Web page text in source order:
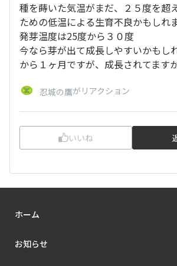
種を蒔いた気温がまだ、２５度を超
ための低温による生育不良かもしれ
発芽温度は25度から３０度
今なら芽が出て成長しやすいかもし
から１ヶ月ですが、成長されてます
忍城の鷹がリアクション
いいね
ホーム
お知らせ